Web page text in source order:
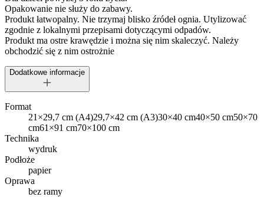
Opakowanie nie służy do zabawy.
Produkt łatwopalny. Nie trzymaj blisko źródeł ognia. Utylizować
zgodnie z lokalnymi przepisami dotyczącymi odpadów.
Produkt ma ostre krawędzie i można się nim skaleczyć. Należy
obchodzić się z nim ostrożnie
Dodatkowe informacje
Format
21×29,7 cm (A4)29,7×42 cm (A3)30×40 cm40×50 cm50×70
cm61×91 cm70×100 cm
Technika
wydruk
Podłoże
papier
Oprawa
bez ramy